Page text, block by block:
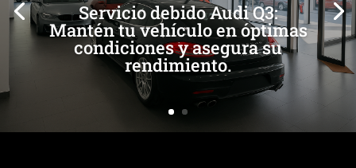
Servicio debido Audi Q3:
Mantén tu vehículo en óptimas
condiciones y asegura su
rendimiento.